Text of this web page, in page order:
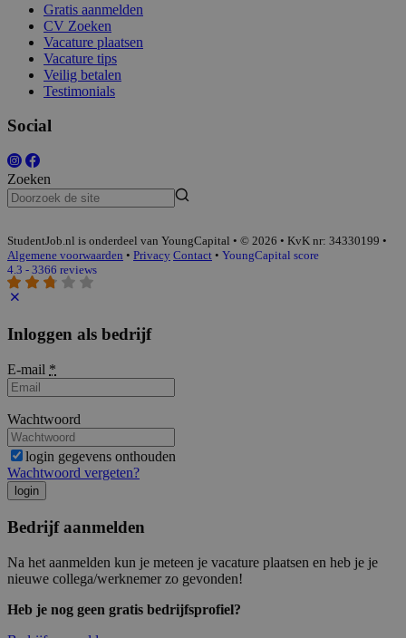
Gratis aanmelden
CV Zoeken
Vacature plaatsen
Vacature tips
Veilig betalen
Testimonials
Social
Zoeken
StudentJob.nl is onderdeel van YoungCapital • © 2026 • KvK nr: 34330199 •
Algemene voorwaarden • Privacy Contact • YoungCapital score
4.3 - 3366 reviews
Inloggen als bedrijf
E-mail *
Wachtwoord
login gegevens onthouden
Wachtwoord vergeten?
login
Bedrijf aanmelden
Na het aanmelden kun je meteen je vacature plaatsen en heb je je
nieuwe collega/werknemer zo gevonden!
Heb je nog geen gratis bedrijfsprofiel?